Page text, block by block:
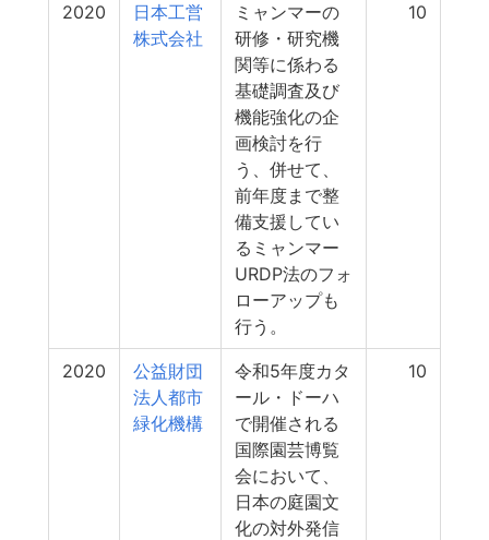
2020
日本工営
株式会社
ミャンマーの
研修・研究機
関等に係わる
基礎調査及び
機能強化の企
画検討を行
う、併せて、
前年度まで整
備支援してい
るミャンマー
URDP法のフォ
ローアップも
行う。
10
2020
公益財団
法人都市
緑化機構
令和5年度カタ
ール・ドーハ
で開催される
国際園芸博覧
会において、
日本の庭園文
化の対外発信
10